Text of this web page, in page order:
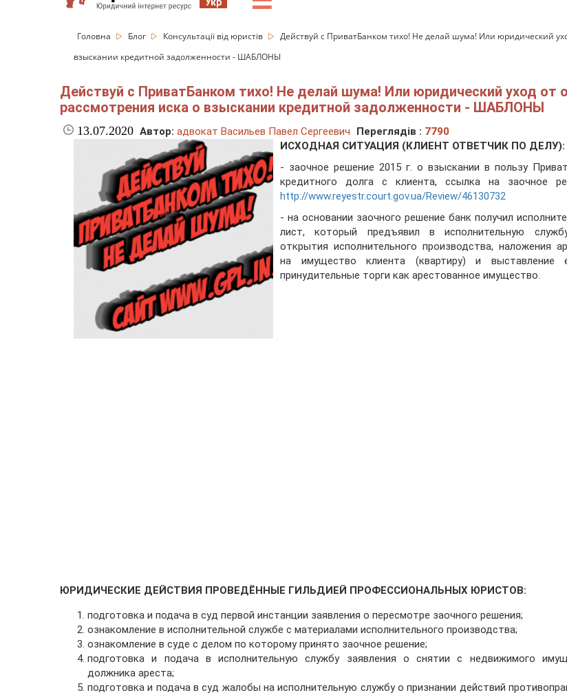
Головна Блог Консультації від юристів
Действуй с ПриватБанком тихо! Не делай шума! Или юридический
взыскании кредитной задолженности - ШАБЛОНЫ
Действуй с ПриватБанком тихо! Не делай шума! Или юридический уход от
рассмотрения иска о взыскании кредитной задолженности - ШАБЛОНЫ
13.07.2020 Автор: адвокат Васильев Павел Сергеевич Переглядів : 7790
ИСХОДНАЯ СИТУАЦИЯ (КЛИЕНТ ОТВЕТЧИК ПО ДЕЛУ):
- заочное решение 2015 г. о взыскании в пользу
кредитного долга с клиента, ссылка на заочное
http://www.reyestr.court.gov.ua/Review/46130732
- на основании заочного решение банк получил
лист, который предъявил в исполнительную
открытия исполнительного производства, наложения
на имущество клиента (квартиру) и выставление
принудительные торги как арестованное имущество.
ЮРИДИЧЕСКИЕ ДЕЙСТВИЯ ПРОВЕДЁННЫЕ ГИЛЬДИЕЙ ПРОФЕССИОНАЛЬНЫХ ЮРИСТОВ:
подготовка и подача в суд первой инстанции заявления о пересмотре заочного решения;
ознакомление в исполнительной службе с материалами исполнительного производства;
ознакомление в суде с делом по которому принято заочное решение;
подготовка и подача в исполнительную службу заявления о снятии с недвижимого
должника ареста;
подготовка и подача в суд жалобы на исполнительную службу о признании действий